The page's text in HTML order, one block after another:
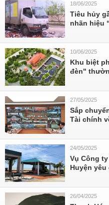
18/06/2025
Tiêu hủy
nhãn hiệu
10/06/2025
Khu biệt
đèn"
27/05/2025
Sắp
Tài chính
24/05/2025
Vụ Công
Huyện
26/04/2025